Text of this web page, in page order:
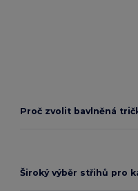
Proč zvolit bavlněná
Široký výběr střihů pro